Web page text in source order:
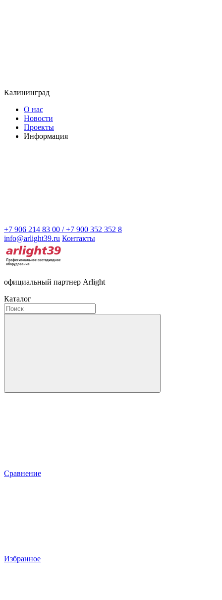
Калининград
О нас
Новости
Проекты
Информация
+7 906 214 83 00 / +7 900 352 352 8
info@arlight39.ru Контакты
официальный партнер Arlight
Каталог
Сравнение
Избранное